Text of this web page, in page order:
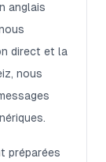
anglais
direct et la
nous
préparées